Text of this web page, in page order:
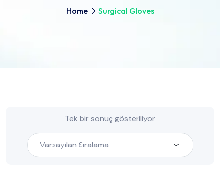
Home Surgical Gloves
Tek bir sonuç gösteriliyor